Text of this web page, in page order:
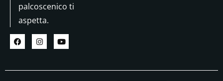
palcoscenico ti
aspetta.